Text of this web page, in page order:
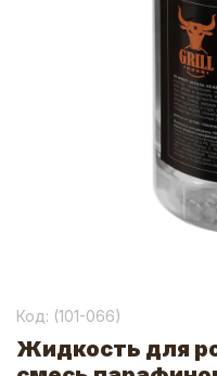
Код: (101-066)
Жидкость для